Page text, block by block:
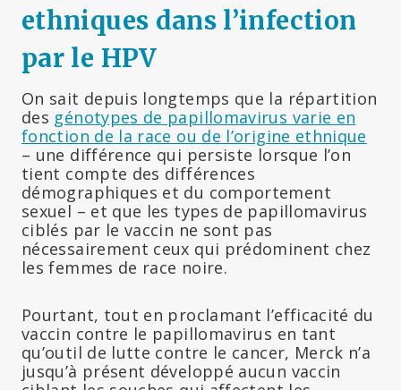
ethniques dans l’infection
par le HPV
On sait depuis longtemps que la répartition
des génotypes de papillomavirus varie en
fonction de la race ou de l’origine ethnique
– une différence qui persiste lorsque l’on
tient compte des différences
démographiques et du comportement
sexuel – et que les types de papillomavirus
ciblés par le vaccin ne sont pas
nécessairement ceux qui prédominent chez
les femmes de race noire.
Pourtant, tout en proclamant l’efficacité du
vaccin contre le papillomavirus en tant
qu’outil de lutte contre le cancer, Merck n’a
jusqu’à présent développé aucun vaccin